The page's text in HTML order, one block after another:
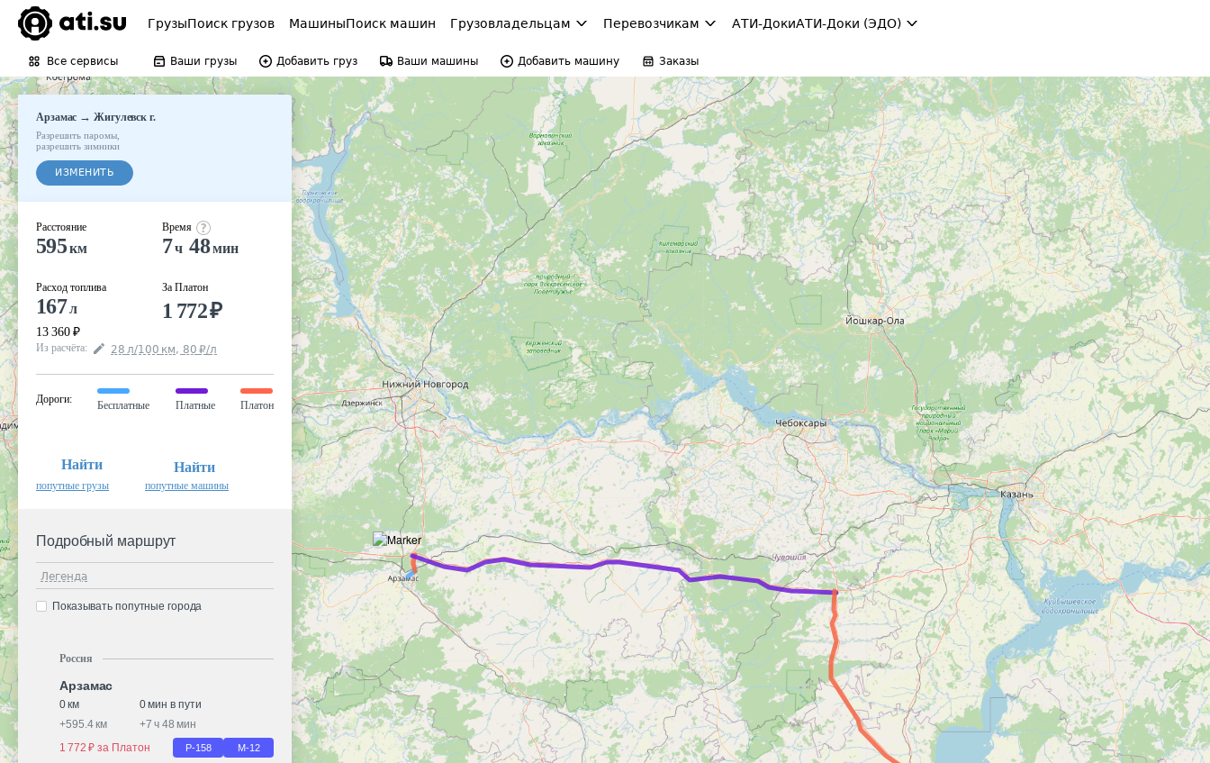
ГрузыПоиск грузов МашиныПоиск машин Грузовладельцам Перевозчикам АТИ-ДокиАТИ-Доки (ЭДО)
Все сервисы Ваши грузы Добавить груз Ваши машины Добавить машину Заказы
Арзамас →Жигулевск г.
Разрешить паромы
разрешить зимники
ИЗМЕНИТЬ
Расстояние
595км
Расход топлива
167л
13 360 ₽
Время
7ч 48мин
За Платон
1 772₽
Из расчёта: 28 л/100 км, 80 ₽/л
Дороги:
Бесплатные Платные Платон
Найти
попутные грузы
Найти
попутные машины
Подробный маршрут
Легенда
Показывать попутные города
Россия
Арзамас
0 км
0 мин в пути
+595.4 км +7 ч 48 мин
1 772 ₽ за Платон
Р-158 М-12